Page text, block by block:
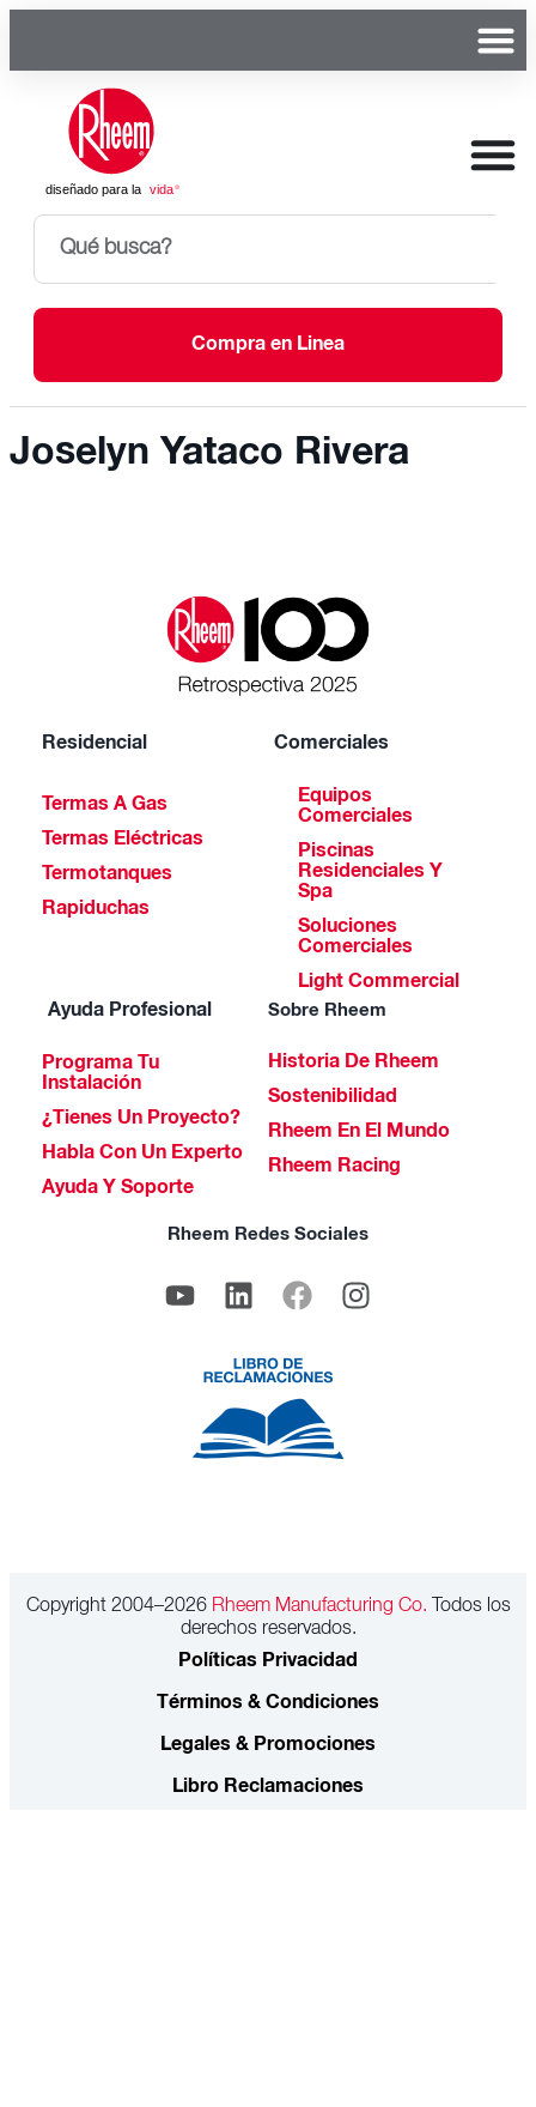
Compra en Linea
Joselyn Yataco Rivera
Residencial
Termas A Gas
Termas Eléctricas
Termotanques
Rapiduchas
Comerciales
Equipos
Comerciales
Piscinas
Residenciales Y
Spa
Soluciones
Comerciales
Light Commercial
Ayuda Profesional
Programa Tu
Instalación
¿Tienes Un Proyecto?
Habla Con Un Experto
Ayuda Y Soporte
Sobre Rheem
Historia De Rheem
Sostenibilidad
Rheem En El Mundo
Rheem Racing
Rheem Redes Sociales
Copyright 2004–2026Rheem Manufacturing Co. Todos los
derechos reservados.
Políticas Privacidad
Términos & Condiciones
Legales & Promociones
Libro Reclamaciones